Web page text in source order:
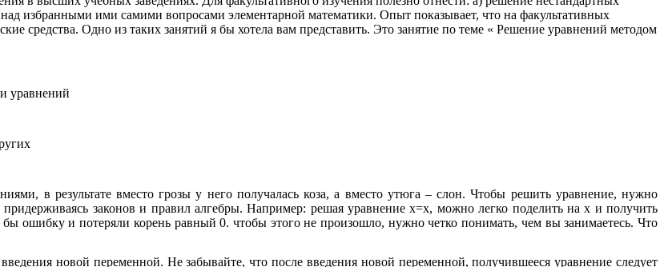
избранными ими самими вопросами элементарной математики. Опыт показывает, что на факультативных
средства. Одно из таких занятий я бы хотела вам представить. Это занятие по теме « Решение уравнений методом
уравнений
в результате вместо грозы у него получалась коза, а вместо утюга – слон. Чтобы решить уравнение, нужно
придерживаясь законов и правил алгебры. Например: решая уравнение х=х, можно легко поделить на х и получить
ошибку и потеряли корень равный 0. чтобы этого не произошло, нужно четко понимать, чем вы занимаетесь. Что
новой переменной. Не забывайте, что после введения новой переменной, получившееся уравнение следует